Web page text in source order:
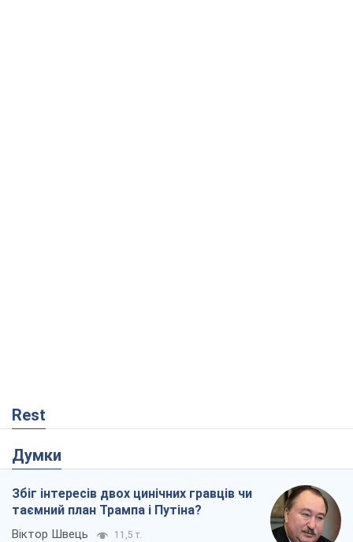
Rest
Думки
Збіг інтересів двох цинічних гравців чи
таємний план Трампа і Путіна?
Віктор Швець 11,5 т.